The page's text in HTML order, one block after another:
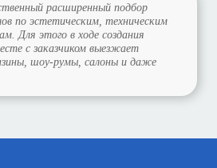
расширенный подбор
по эстетическим, техническим
Для этого в ходе создания
с заказчиком выезжает
шоу-румы, салоны и даже